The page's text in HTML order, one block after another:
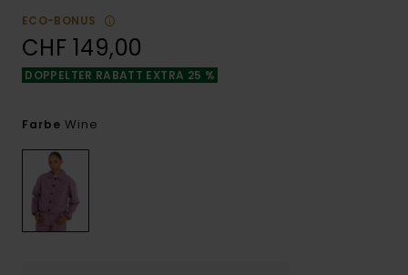
ECO-BONUS
CHF 149,00
DOPPELTER RABATT EXTRA 25 %
Farbe Wine